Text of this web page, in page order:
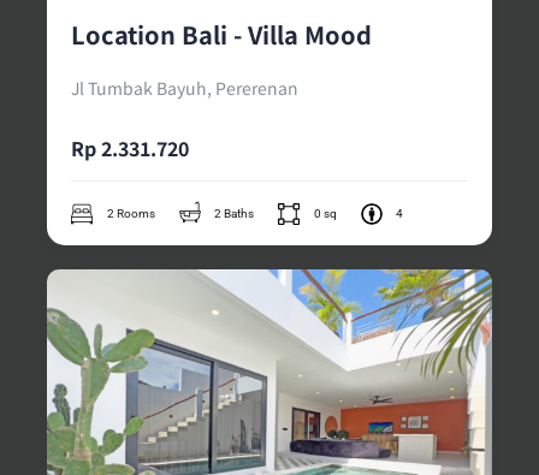
Location Bali - Villa Mood
Jl Tumbak Bayuh, Pererenan
Rp 2.331.720
2 Rooms 2 Baths 0 sq 4